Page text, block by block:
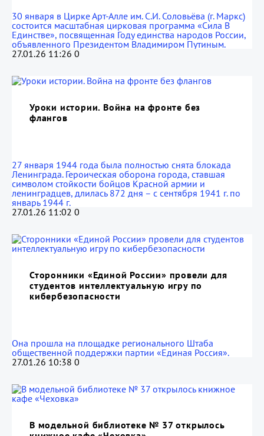
30 января в Цирке Арт-Алле им. С.И. Соловьёва (г. Маркс)
состоится масштабная цирковая программа «Сила В
Единстве», посвященная Году единства народов России,
объявленного Президентом Владимиром Путиным.
27.01.26 11:26 0
Уроки истории. Война на фронте без
флангов
27 января 1944 года была полностью снята блокада
Ленинграда. Героическая оборона города, ставшая
символом стойкости бойцов Красной армии и
ленинградцев, длилась 872 дня – с сентября 1941 г. по
январь 1944 г.
27.01.26 11:02 0
Сторонники «Единой России» провели для
студентов интеллектуальную игру по
кибербезопасности
Она прошла на площадке регионального Штаба
общественной поддержки партии «Единая Россия».
27.01.26 10:38 0
В модельной библиотеке № 37 открылось